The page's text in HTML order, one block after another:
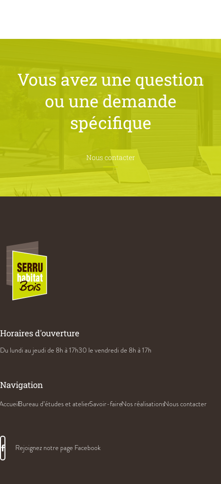
Vous avez une question
ou une demande
spécifique
Nous contacter
Horaires d'ouverture
Du lundi au jeudi de 8h à 17h30 le vendredi de 8h à 17h
Navigation
Bureau d’études et atelierSavoir-faireNos réalisationsNous contacter
Rejoignez notre page Facebook